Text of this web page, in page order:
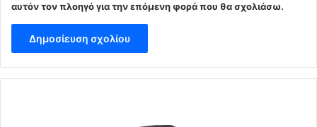
αυτόν τον πλοηγό για την επόμενη φορά που θα σχολιάσω.